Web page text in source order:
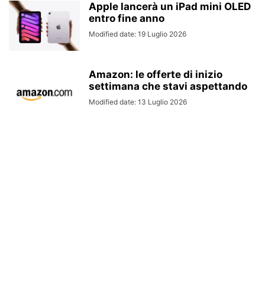
Apple lancerà un iPad mini OLED
entro fine anno
Modified date: 19 Luglio 2026
Amazon: le offerte di inizio
settimana che stavi aspettando
Modified date: 13 Luglio 2026